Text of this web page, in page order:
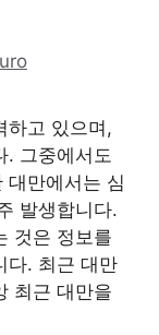
하고 있으며,
. 그중에서도
대만에서는 심
발생합니다.
것은 정보를
다. 최근 대만
최근 대만을